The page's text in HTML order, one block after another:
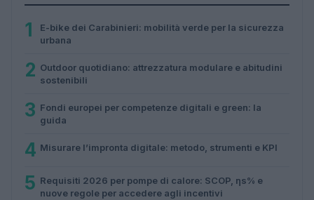
1
E-bike dei Carabinieri: mobilità verde per la sicurezza
urbana
2 Outdoor quotidiano: attrezzatura modulare e abitudini
sostenibili
3 Fondi europei per competenze digitali e green: la
guida
4 Misurare l’impronta digitale: metodo, strumenti e KPI
5 Requisiti 2026 per pompe di calore: SCOP, ηs% e
nuove regole per accedere agli incentivi